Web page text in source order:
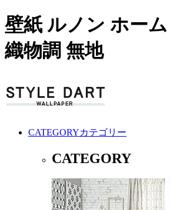
壁紙 ルノン ホーム
織物調 無地
CATEGORYカテゴリー
CATEGORY